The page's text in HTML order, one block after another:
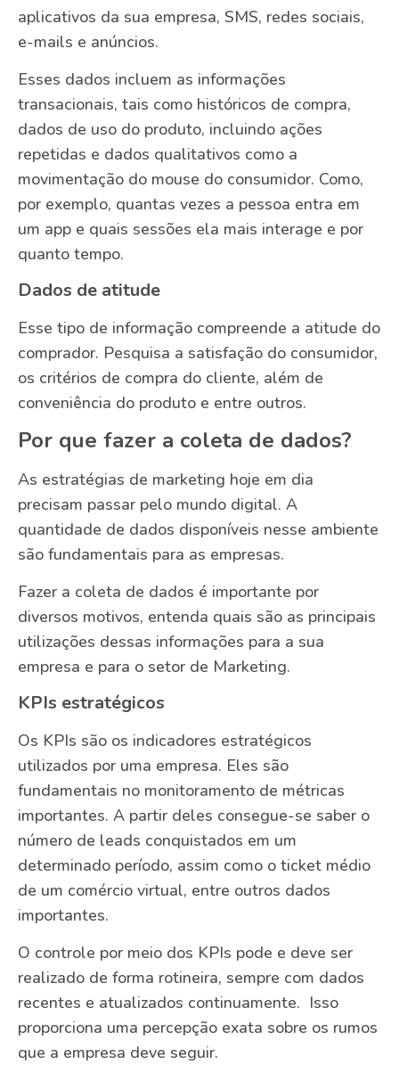
aplicativos da sua empresa, SMS, redes sociais,
e-mails e anúncios.
Esses dados incluem as informações
transacionais, tais como históricos de compra,
dados de uso do produto, incluindo ações
repetidas e dados qualitativos como a
movimentação do mouse do consumidor. Como,
por exemplo, quantas vezes a pessoa entra em
um app e quais sessões ela mais interage e por
quanto tempo.
Dados de atitude
Esse tipo de informação compreende a atitude do
comprador. Pesquisa a satisfação do consumidor,
os critérios de compra do cliente, além de
conveniência do produto e entre outros.
Por que fazer a coleta de dados?
As estratégias de marketing hoje em dia
precisam passar pelo mundo digital. A
quantidade de dados disponíveis nesse ambiente
são fundamentais para as empresas.
Fazer a coleta de dados é importante por
diversos motivos, entenda quais são as principais
utilizações dessas informações para a sua
empresa e para o setor de Marketing.
KPIs estratégicos
Os KPIs são os indicadores estratégicos
utilizados por uma empresa. Eles são
fundamentais no monitoramento de métricas
importantes. A partir deles consegue-se saber o
número de leads conquistados em um
determinado período, assim como o ticket médio
de um comércio virtual, entre outros dados
importantes.
O controle por meio dos KPIs pode e deve ser
realizado de forma rotineira, sempre com dados
recentes e atualizados continuamente. Isso
proporciona uma percepção exata sobre os rumos
que a empresa deve seguir.